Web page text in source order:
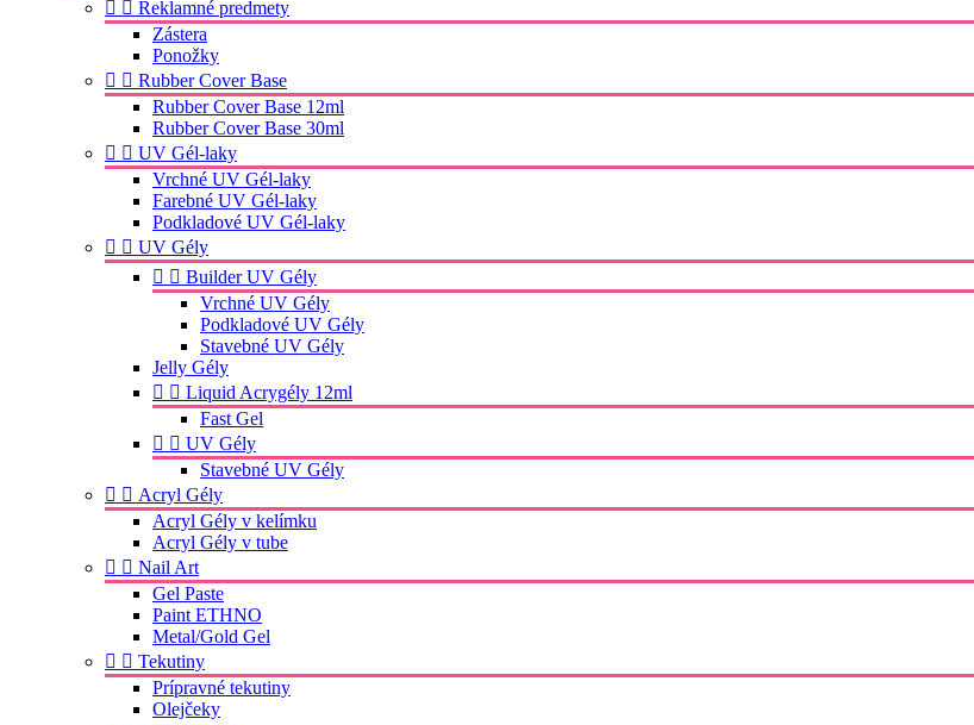
  Reklamné predmety
Zástera
Ponožky
  Rubber Cover Base
Rubber Cover Base 12ml
Rubber Cover Base 30ml
  UV Gél-laky
Vrchné UV Gél-laky
Farebné UV Gél-laky
Podkladové UV Gél-laky
  UV Gély
  Builder UV Gély
Vrchné UV Gély
Podkladové UV Gély
Stavebné UV Gély
Jelly Gély
  Liquid Acrygély 12ml
Fast Gel
  UV Gély
Stavebné UV Gély
  Acryl Gély
Acryl Gély v kelímku
Acryl Gély v tube
  Nail Art
Gel Paste
Paint ETHNO
Metal/Gold Gel
  Tekutiny
Prípravné tekutiny
Olejčeky